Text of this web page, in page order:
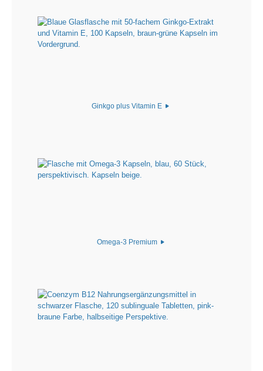
Ginkgo plus Vitamin E
Omega-3 Premium